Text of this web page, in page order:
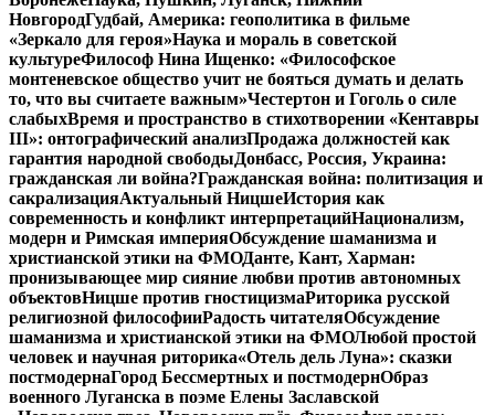
НовгородГудбай, Америка: геополитика в фильме
«Зеркало для героя»Наука и мораль в советской
культуреФилософ Нина Ищенко: «Философское
монтеневское общество учит не бояться думать и делать
то, что вы считаете важным»Честертон и Гоголь о силе
слабыхВремя и пространство в стихотворении «Кентавры
III»: онтографический анализПродажа должностей как
гарантия народной свободыДонбасс, Россия, Украина:
гражданская ли война?Гражданская война: политизация и
сакрализацияАктуальный НицшеИстория как
современность и конфликт интерпретацийНационализм,
модерн и Римская империяОбсуждение шаманизма и
христианской этики на ФМОДанте, Кант, Харман:
пронизывающее мир сияние любви против автономных
объектовНицше против гностицизмаРиторика русской
религиозной философииРадость читателяОбсуждение
шаманизма и христианской этики на ФМОЛюбой простой
человек и научная риторика«Отель дель Луна»: сказки
постмодернаГород Бессмертных и постмодернОбраз
военного Луганска в поэме Елены Заславской